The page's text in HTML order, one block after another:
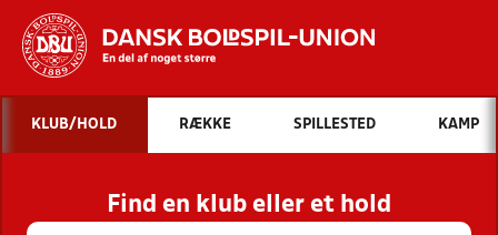
Hvad vil du søge efter?
INDHOLD OG NYHEDER
STILLINGER, RESULTATER, KLUBBER OG
HOLD
KLUB/HOLD RÆKKE SPILLESTED KAMP
Find en klub eller et hold